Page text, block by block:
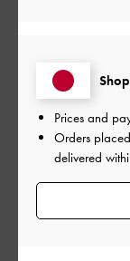
ご利用者様
Review
Prices and
Orders
delivered